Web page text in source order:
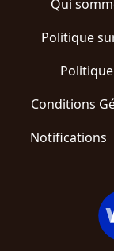
Qui
Politique
Conditions
Notifications